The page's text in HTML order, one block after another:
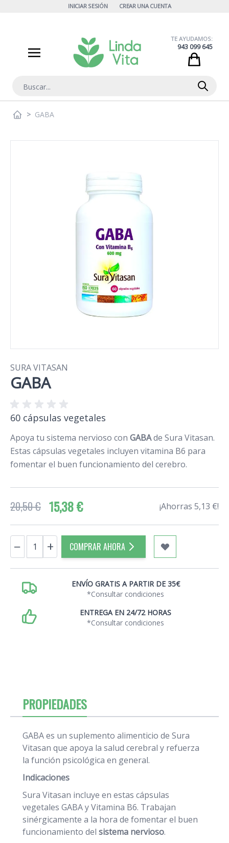
INICIAR SESIÓN CREAR UNA CUENTA
Buscar
TE AYUDAMOS:
943 099 645
> GABA
SURA VITASAN
GABA
60 cápsulas vegetales
Apoya tu sistema nervioso con GABAde Sura Vitasan.
Estas cápsulas vegetales incluyen vitamina B6 para
fomentar el buen funcionamiento del cerebro.
20,50 € 15,38 € ¡Ahorras 5,13 €!
Cantidad
− + COMPRAR AHORA
ENVÍO GRATIS A PARTIR DE 35€
*Consultar condiciones
ENTREGA EN 24/72 HORAS
*Consultar condiciones
PROPIEDADES
GABA es un suplemento alimenticio de Sura
Vitasan que apoya la salud cerebral y refuerza
la función psicológica en general.
Indicaciones
Sura Vitasan incluye en estas cápsulas
vegetales GABA y Vitamina B6. Trabajan
sinérgicamente a la hora de fomentar el buen
funcionamiento del sistema nervioso.